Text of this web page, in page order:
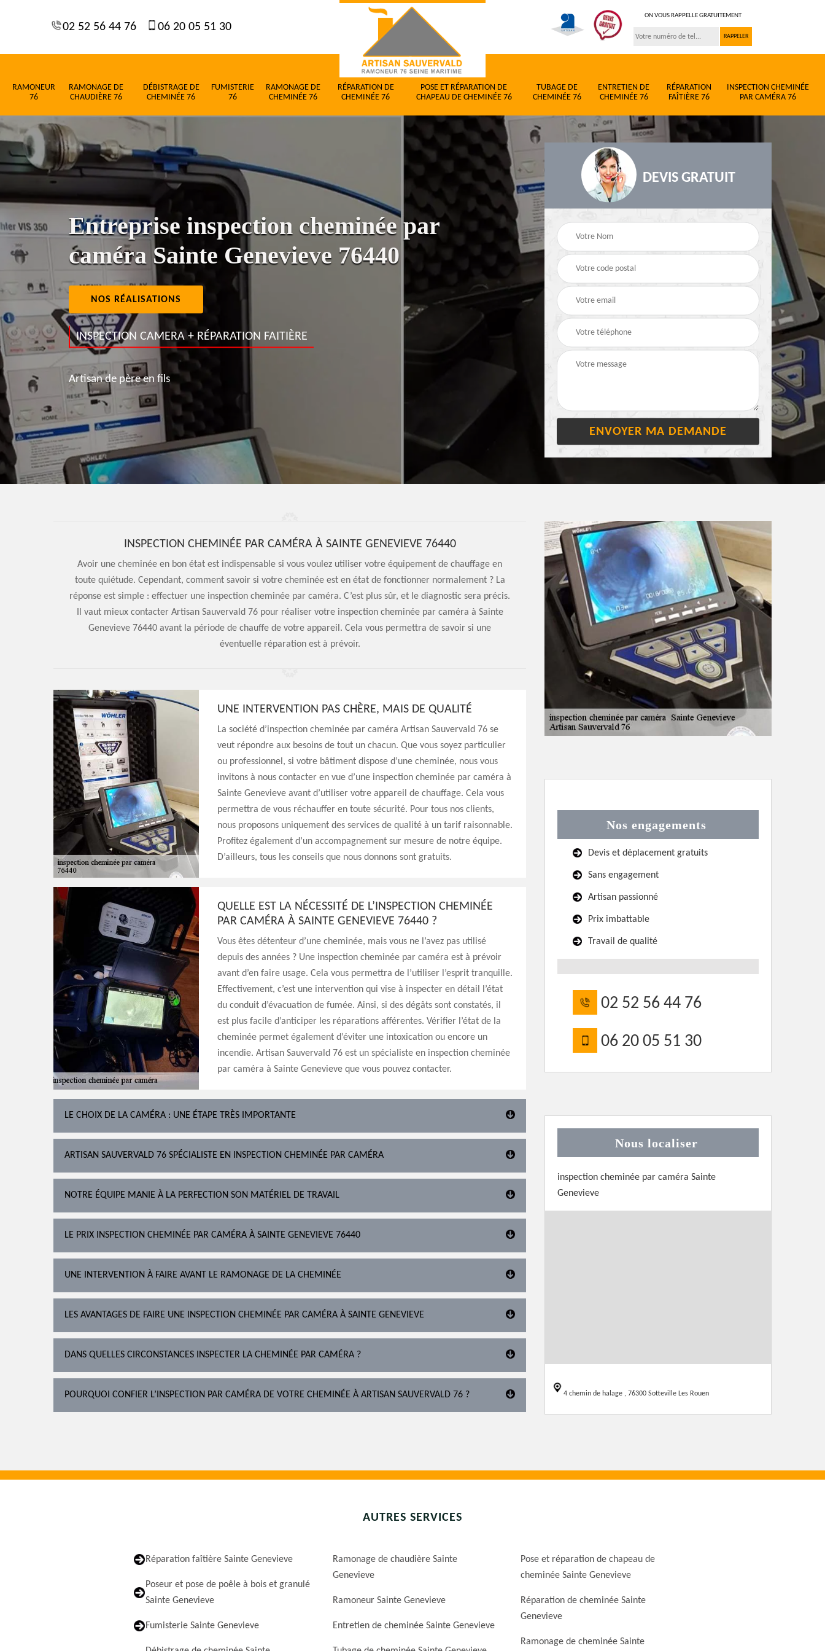
02 52 56 44 76 06 20 05 51 30
ON VOUS RAPPELLE GRATUITEMENT
RAMONEUR
76
RAMONAGE DE
CHAUDIÈRE 76
DÉBISTRAGE DE
CHEMINÉE 76
FUMISTERIE
76
RAMONAGE DE
CHEMINÉE 76
RÉPARATION DE
CHEMINÉE 76
POSE ET RÉPARATION DE
CHAPEAU DE CHEMINÉE 76
TUBAGE DE
CHEMINÉE 76
ENTRETIEN DE
CHEMINÉE 76
RÉPARATION
FAÎTIÈRE 76
INSPECTION CHEMINÉE
PAR CAMÉRA 76
Entreprise inspection cheminée par
caméra Sainte Genevieve 76440
NOS RÉALISATIONS
INSPECTION CAMERA + RÉPARATION FAITIÈRE
Artisan de père en fils
DEVIS GRATUIT
INSPECTION CHEMINÉE PAR CAMÉRA À SAINTE GENEVIEVE 76440
Avoir une cheminée en bon état est indispensable si vous voulez utiliser votre équipement de chauffage en
toute quiétude. Cependant, comment savoir si votre cheminée est en état de fonctionner normalement ? La
réponse est simple : effectuer une inspection cheminée par caméra. C’est plus sûr, et le diagnostic sera précis.
Il vaut mieux contacter Artisan Sauvervald 76 pour réaliser votre inspection cheminée par caméra à Sainte
Genevieve 76440 avant la période de chauffe de votre appareil. Cela vous permettra de savoir si une
éventuelle réparation est à prévoir.
UNE INTERVENTION PAS CHÈRE, MAIS DE QUALITÉ
La société d’inspection cheminée par caméra Artisan Sauvervald 76 se
veut répondre aux besoins de tout un chacun. Que vous soyez particulier
ou professionnel, si votre bâtiment dispose d’une cheminée, nous vous
invitons à nous contacter en vue d’une inspection cheminée par caméra à
Sainte Genevieve avant d’utiliser votre appareil de chauffage. Cela vous
permettra de vous réchauffer en toute sécurité. Pour tous nos clients,
nous proposons uniquement des services de qualité à un tarif raisonnable.
Profitez également d’un accompagnement sur mesure de notre équipe.
D’ailleurs, tous les conseils que nous donnons sont gratuits.
QUELLE EST LA NÉCESSITÉ DE L’INSPECTION CHEMINÉE
PAR CAMÉRA À SAINTE GENEVIEVE 76440 ?
Vous êtes détenteur d’une cheminée, mais vous ne l’avez pas utilisé
depuis des années ? Une inspection cheminée par caméra est à prévoir
avant d’en faire usage. Cela vous permettra de l’utiliser l’esprit tranquille.
Effectivement, c’est une intervention qui vise à inspecter en détail l’état
du conduit d’évacuation de fumée. Ainsi, si des dégâts sont constatés, il
est plus facile d’anticiper les réparations afférentes. Vérifier l’état de la
cheminée permet également d’éviter une intoxication ou encore un
incendie. Artisan Sauvervald 76 est un spécialiste en inspection cheminée
par caméra à Sainte Genevieve que vous pouvez contacter.
LE CHOIX DE LA CAMÉRA : UNE ÉTAPE TRÈS IMPORTANTE
ARTISAN SAUVERVALD 76 SPÉCIALISTE EN INSPECTION CHEMINÉE PAR CAMÉRA
NOTRE ÉQUIPE MANIE À LA PERFECTION SON MATÉRIEL DE TRAVAIL
LE PRIX INSPECTION CHEMINÉE PAR CAMÉRA À SAINTE GENEVIEVE 76440
UNE INTERVENTION À FAIRE AVANT LE RAMONAGE DE LA CHEMINÉE
LES AVANTAGES DE FAIRE UNE INSPECTION CHEMINÉE PAR CAMÉRA À SAINTE GENEVIEVE
DANS QUELLES CIRCONSTANCES INSPECTER LA CHEMINÉE PAR CAMÉRA ?
POURQUOI CONFIER L’INSPECTION PAR CAMÉRA DE VOTRE CHEMINÉE À ARTISAN SAUVERVALD 76 ?
Nos engagements
Devis et déplacement gratuits
Sans engagement
Artisan passionné
Prix imbattable
Travail de qualité
02 52 56 44 76
06 20 05 51 30
Nous localiser
inspection cheminée par caméra Sainte
Genevieve
4 chemin de halage , 76300 Sotteville Les Rouen
AUTRES SERVICES
Réparation faîtière Sainte Genevieve
Poseur et pose de poêle à bois et granulé
Sainte Genevieve
Fumisterie Sainte Genevieve
Ramonage de chaudière Sainte
Genevieve
Ramoneur Sainte Genevieve
Entretien de cheminée Sainte Genevieve
Pose et réparation de chapeau de
cheminée Sainte Genevieve
Réparation de cheminée Sainte
Genevieve
Ramonage de cheminée Sainte